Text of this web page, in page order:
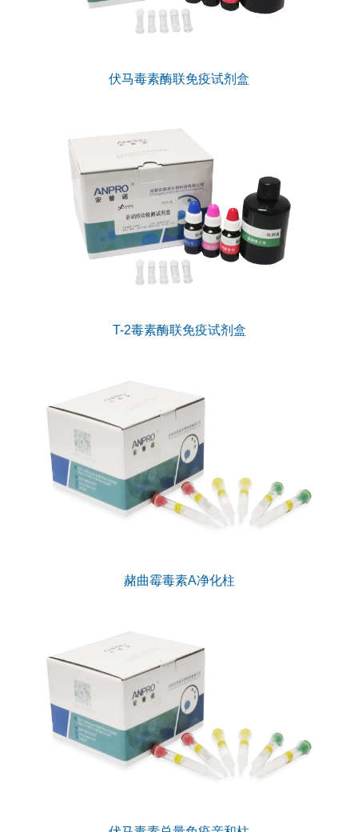
伏马毒素酶联免疫试剂盒
T-2毒素酶联免疫试剂盒
赭曲霉毒素A净化柱